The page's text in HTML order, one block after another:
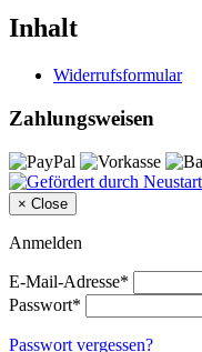
Inhalt
Widerrufsformular
Zahlungsweisen
× Close
Anmelden
E-Mail-Adresse*
Passwort*
Passwort vergessen?